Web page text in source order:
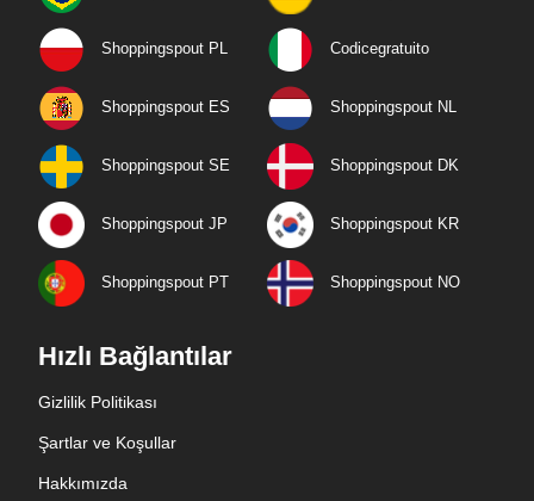
Shoppingspout PL Codicegratuito
Shoppingspout ES Shoppingspout NL
Shoppingspout SE Shoppingspout DK
Shoppingspout JP Shoppingspout KR
Shoppingspout PT Shoppingspout NO
Hızlı Bağlantılar
Gizlilik Politikası
Şartlar ve Koşullar
Hakkımızda